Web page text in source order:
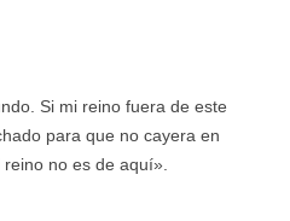
Si mi reino fuera de este
para que no cayera en
no es de aquí».